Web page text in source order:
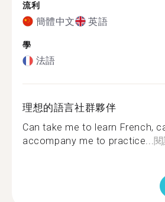
流利
簡體中文 英語
學
法語
理想的語言社群夥伴
Can take me to learn French,
accompany me to practice...